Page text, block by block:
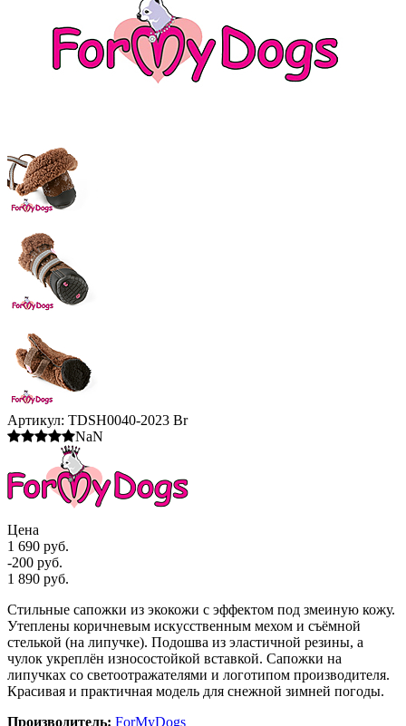
Артикул: TDSH0040-2023 Br
NaN
Цена
1 690 руб.
-200 руб.
1 890 руб.
Стильные сапожки из экокожи с эффектом под змеиную кожу.
Утеплены коричневым искусственным мехом и съёмной
стелькой (на липучке). Подошва из эластичной резины, а
чулок укреплён износостойкой вставкой. Сапожки на
липучках со светоотражателями и логотипом производителя.
Красивая и практичная модель для снежной зимней погоды.
Производитель: ForMyDogs